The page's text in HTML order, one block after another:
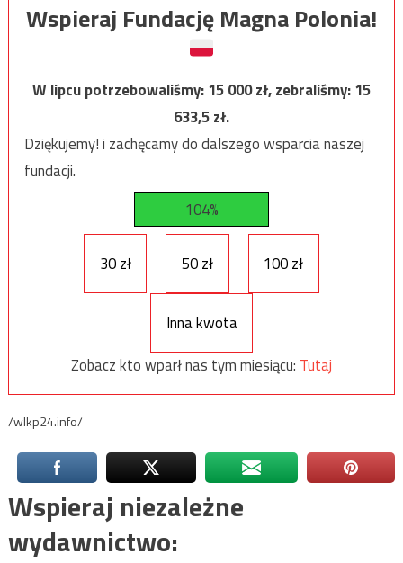
Wspieraj Fundację Magna Polonia!
W lipcu potrzebowaliśmy:15 000zł, zebraliśmy:15
633,5zł.
Dziękujemy! i zachęcamy do dalszego wsparcia naszej
fundacji.
104%
30 zł 50 zł 100 zł
Inna kwota
Zobacz kto wparł nas tym miesiącu: Tutaj
/wlkp24.info/
Wspieraj niezależne
wydawnictwo: